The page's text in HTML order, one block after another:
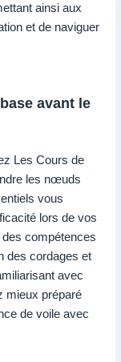
ainsi aux
et de naviguer
avant le
Les Cours de
les nœuds
vous
lors de vos
compétences
des cordages et
avec
mieux préparé
de voile avec